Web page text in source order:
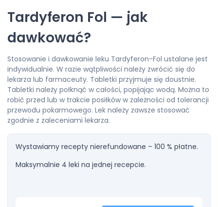
Tardyferon Fol — jak
dawkować?
Stosowanie i dawkowanie leku Tardyferon-Fol ustalane jest
indywidualnie. W razie wątpliwości należy zwrócić się do
lekarza lub farmaceuty. Tabletki przyjmuje się doustnie.
Tabletki należy połknąć w całości, popijając wodą. Można to
robić przed lub w trakcie posiłków w zależności od tolerancji
przewodu pokarmowego. Lek należy zawsze stosować
zgodnie z zaleceniami lekarza.
Wystawiamy recepty nierefundowane – 100 % płatne.
Maksymalnie 4 leki na jednej recepcie.